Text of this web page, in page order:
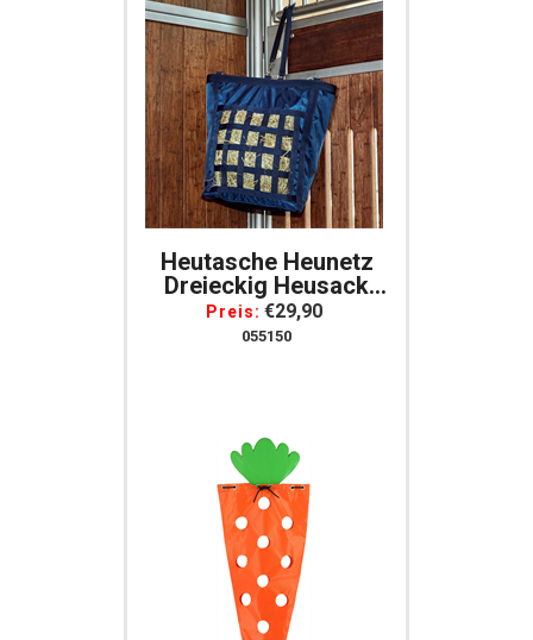
Heutasche Heunetz
Dreieckig Heusack
Heunetz Heubeutel
Für Die Ecke,
Preis: €29,90
055150